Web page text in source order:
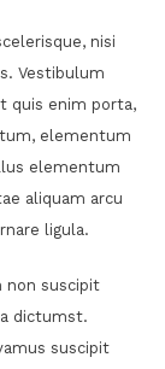
nisi
Vestibulum
quis enim porta,
elementum
elementum
aliquam arcu
ligula.
non suscipit
dictumst.
suscipit